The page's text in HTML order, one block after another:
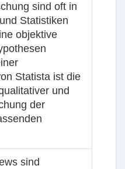
sind oft in
Statistiken
objektive
Statista ist die
und
der
sind